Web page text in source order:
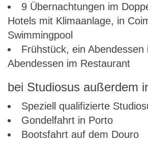
9 Übernachtungen im
Hotels mit Klimaanlage, in
Swimmingpool
Frühstück, ein Abendessen
Abendessen im Restaurant
bei Studiosus außerdem
Speziell qualifizierte
Gondelfahrt in Porto
Bootsfahrt auf dem Douro